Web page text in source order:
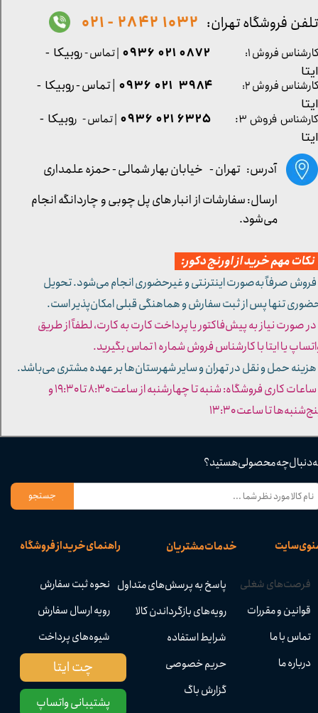
راهنمای خرید از فروشگاه
نحوه ثبت سفارش
رویه ارسال سفارش
شیوه‌های پرداخت
خدمات مشتریان
پاسخ به پرسش‌های متداول
رویه‌های بازگرداندن کالا
شرایط استفاده
حریم خصوصی
گزارش باگ
سایت
فرصت‌های شغلی
قوانین و مقررات
تماس با ما
درباره ما
دنبال چه محصولی هستید؟
جستجو
پشتیبانی واتساپ
چت ایتا
کارشناس فروش ۳: ۶۳۲۵ ۰۲۱ ۰۹۳۶ | تماس - روبیکا -
ایتا
آدرس: تهران - خیابان بهار شمالی - حمزه علمداری
تلفن فروشگاه تهران: 1032 2842 - 021
مهم خرید از اورنج دکور:
صرفاً به‌صورت اینترنتی و غیرحضوری انجام می‌شود. تحویل
تنها پس از ثبت سفارش و هماهنگی قبلی امکان‌پذیر است.
صورت نیاز به پیش‌فاکتور یا پرداخت کارت به کارت، لطفاً از طریق
یا ایتا با کارشناس فروش شماره ۱ تماس بگیرید.
حمل و نقل در تهران و سایر شهرستان‌ها بر عهده مشتری می‌باشد.
- ساعات کاری فروشگاه: شنبه تا چهارشنبه از ساعت ۸:۳۰ تا ۱۹:۳۰ و
تا ساعت ۱۳:۳۰​​​​​​​
کارشناس فروش ۱: 0872 021 0936 | تماس - روبیکا -
ایتا
کارشناس فروش ۲:
۳۹۸۴ ۰۲۱ ۰۹۳۶ | تماس - روبیکا -
ایتا
ارسال: سفارشات از انبار های پل چوبی و چاردانگه انجام
می‌شود.